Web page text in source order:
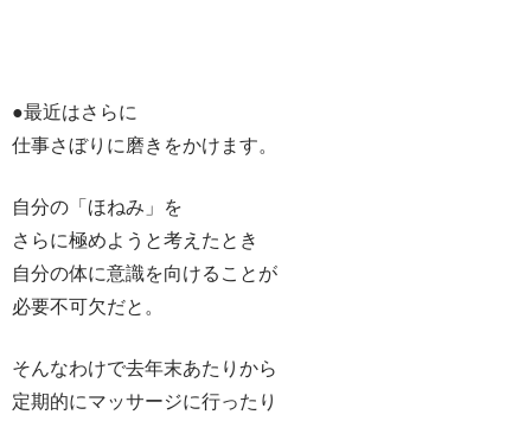
●最近はさらに
仕事さぼりに磨きをかけます。
自分の「ほねみ」を
さらに極めようと考えたとき
自分の体に意識を向けることが
必要不可欠だと。
そんなわけで去年末あたりから
定期的にマッサージに行ったり